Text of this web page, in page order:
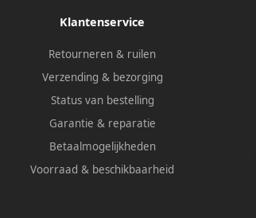
Klantenservice
Retourneren & ruilen
Verzending & bezorging
Status van bestelling
Garantie & reparatie
Betaalmogelijkheden
Voorraad & beschikbaarheid